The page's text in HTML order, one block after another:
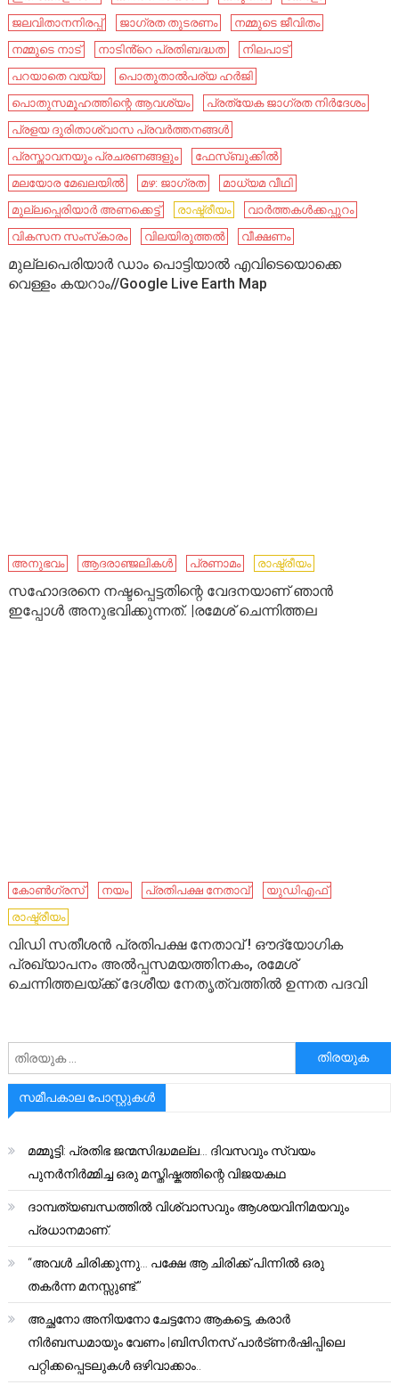
ജലവിതാനനിരപ്പ്
ജാഗ്രത തുടരണം
നമ്മുടെ ജീവിതം
നമ്മുടെ നാട്‌
നാടിൻ്റെ പ്രതിബദ്ധത
നിലപാട്
പറയാതെ വയ്യ
പൊതുതാൽപര്യ ഹർജി
പൊതുസമൂഹത്തിന്റെ ആവശ്യം
പ്രത്യേക ജാഗ്രത നിർദേശം
പ്രളയ ദുരിതാശ്വാസ പ്രവര്‍ത്തനങ്ങള്‍
പ്രസ്താവനയും പ്രചരണങ്ങളും
ഫേസ്ബുക്കിൽ
മലയോര മേഖലയില്‍
മഴ: ജാഗ്രത
മാധ്യമ വീഥി
മുല്ലപ്പെരിയാര്‍ അണക്കെട്ട്
രാഷ്ട്രീയം
വാർത്തകൾക്കപ്പുറം
വികസന സംസ്‌കാരം
വിലയിരുത്തൽ വീക്ഷണം
മുല്ലപെരിയാർ ഡാം പൊട്ടിയാൽ എവിടെയൊക്കെ
വെള്ളം കയറാം//Google Live Earth Map
അനുഭവം ആദരാഞ്ജലികൾ പ്രണാമം രാഷ്ട്രീയം
സഹോദരനെ നഷ്ടപ്പെട്ടതിന്റെ വേദനയാണ് ഞാൻ
ഇപ്പോൾ അനുഭവിക്കുന്നത്. |രമേശ് ചെന്നിത്തല
കോണ്‍ഗ്രസ് നയം പ്രതിപക്ഷ നേതാവ്
യുഡിഎഫ്
രാഷ്ട്രീയം
വിഡി സതീശന്‍ പ്രതിപക്ഷ നേതാവ് ! ഔദ്യോഗിക
പ്രഖ്യാപനം അല്‍പ്പസമയത്തിനകം, രമേശ്‌
ചെന്നിത്തലയ്ക്ക് ദേശീയ നേതൃത്വത്തിൽ ഉന്നത പദവി
അനേഷിക്കുക
സമീപകാല പോസ്റ്റുകൾ
മമ്മൂട്ടി: പ്രതിഭ ജന്മസിദ്ധമല്ല… ദിവസവും സ്വയം
പുനർനിർമ്മിച്ച ഒരു മസ്തിഷ്കത്തിന്റെ വിജയകഥ
ദാമ്പത്യബന്ധത്തിൽ വിശ്വാസവും ആശയവിനിമയവും
പ്രധാനമാണ്.
“അവൾ ചിരിക്കുന്നു… പക്ഷേ ആ ചിരിക്ക് പിന്നിൽ ഒരു
തകർന്ന മനസ്സുണ്ട്.”
അച്ഛനോ അനിയനോ ചേട്ടനോ ആകട്ടെ, കരാർ
നിർബന്ധമായും വേണം |ബിസിനസ് പാർട്ണർഷിപ്പിലെ
പറ്റിക്കപ്പെടലുകൾ ഒഴിവാക്കാം..